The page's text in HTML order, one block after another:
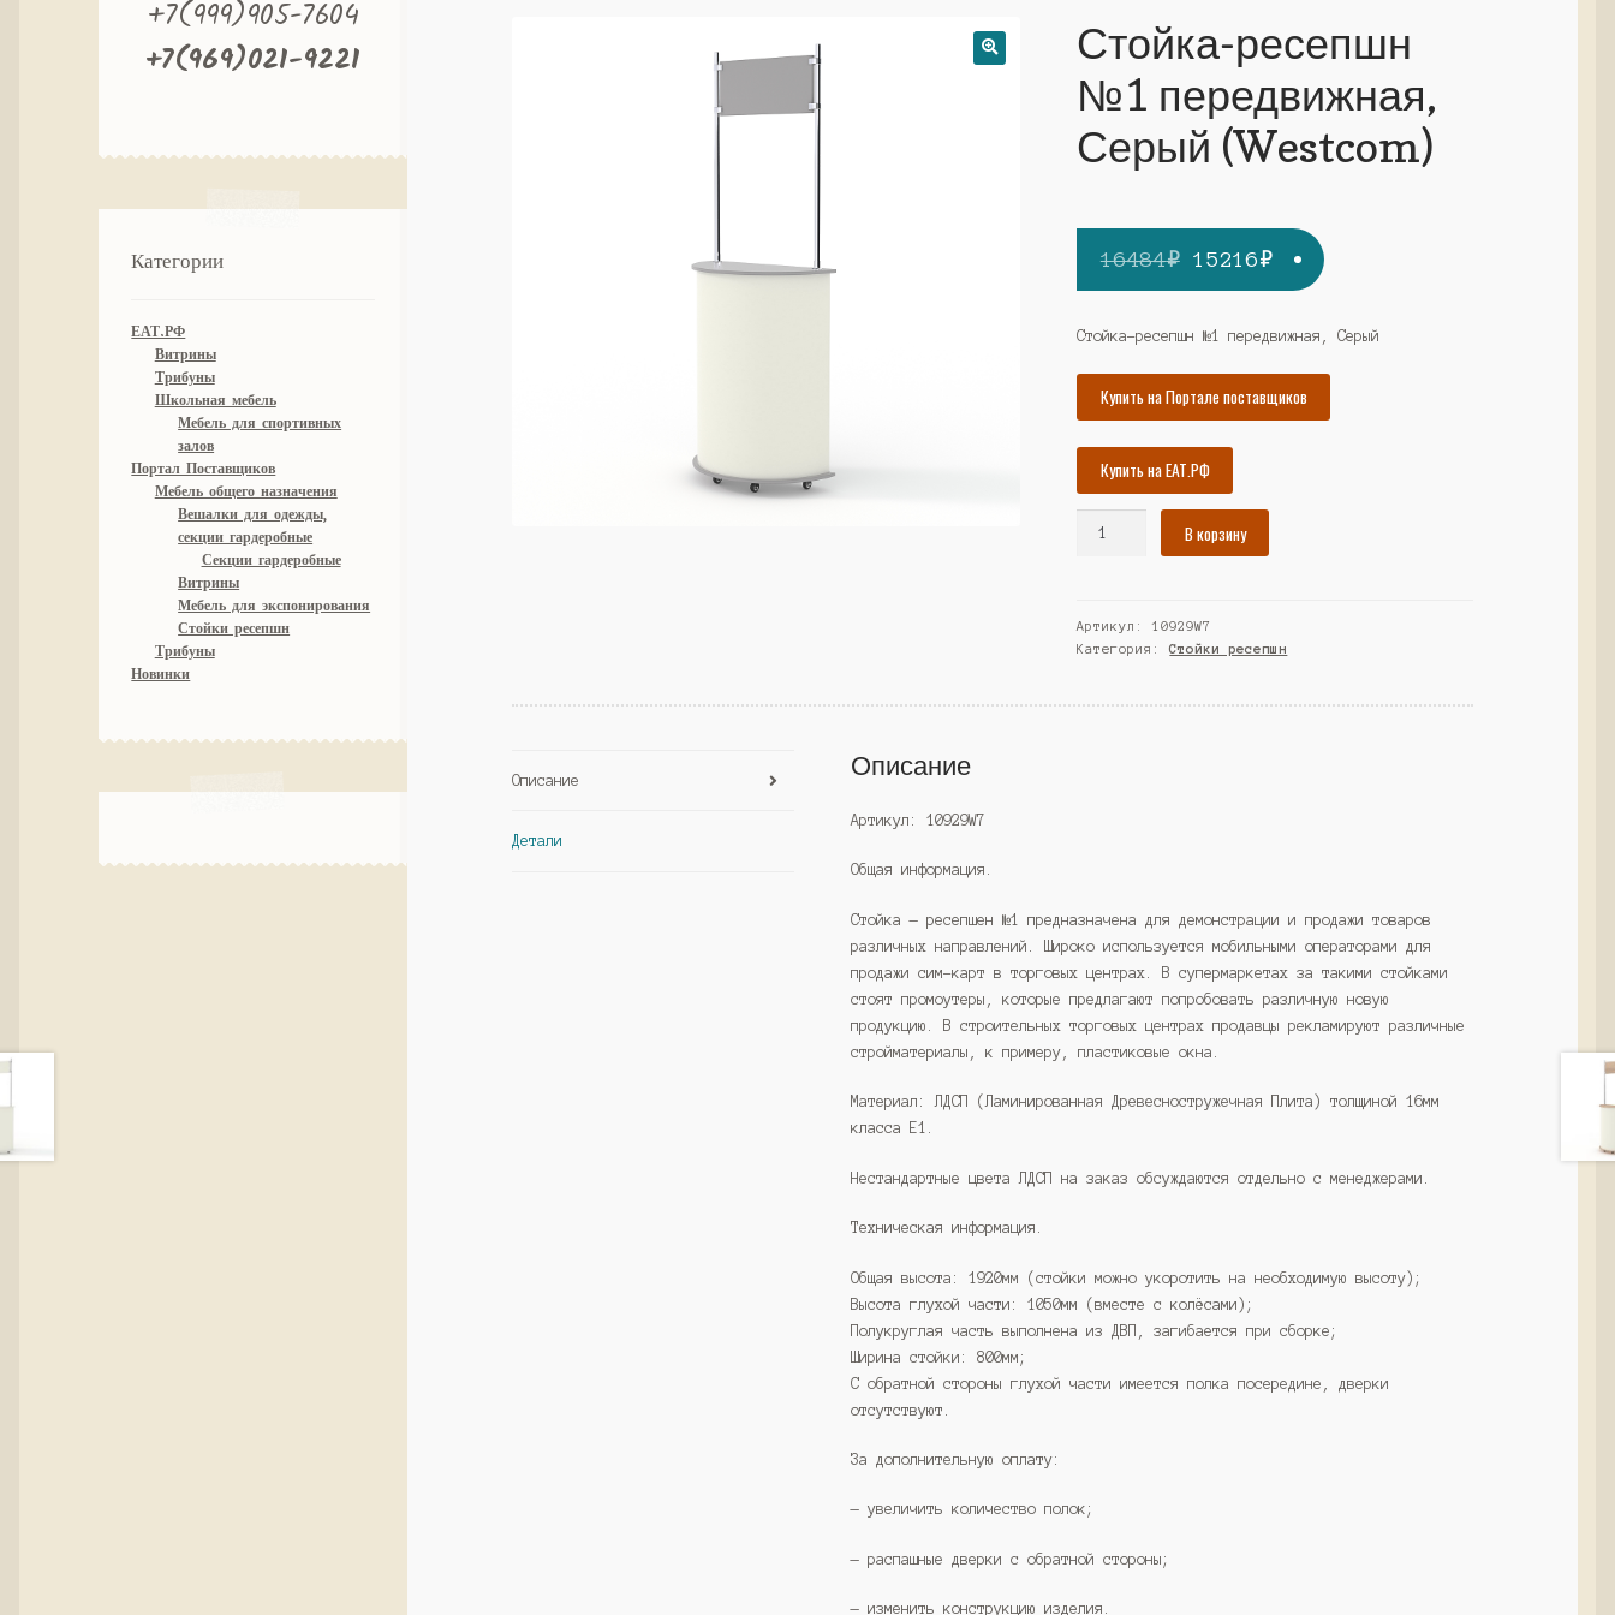
Стойка-ресепшн
№1 передвижная,
Серый (Westcom)
16484₽ Первоначальная
цена
составляла
16484₽.
15216₽Текущая
цена:
15216₽.
Стойка-ресепшн №1 передвижная, Серый
Купить на Портале поставщиков
Купить на ЕАТ.РФ
№1
передвижная,
(Westcom)
В корзину
Артикул:10929W7
Категория:Стойки ресепшн
Описание
Детали
Описание
Артикул: 10929W7
Общая информация.
Стойка — ресепшен №1 предназначена для демонстрации и продажи товаров
различных направлений. Широко используется мобильными операторами для
продажи сим-карт в торговых центрах. В супермаркетах за такими стойками
стоят промоутеры, которые предлагают попробовать различную новую
продукцию. В строительных торговых центрах продавцы рекламируют различные
стройматериалы, к примеру, пластиковые окна.
Материал: ЛДСП (Ламинированная Древесностружечная Плита) толщиной 16мм
класса Е1.
Нестандартные цвета ЛДСП на заказ обсуждаются отдельно с менеджерами.
Техническая информация.
Общая высота: 1920мм (стойки можно укоротить на необходимую высоту);
Высота глухой части: 1050мм (вместе с колёсами);
Полукруглая часть выполнена из ДВП, загибается при сборке;
Ширина стойки: 800мм;
С обратной стороны глухой части имеется полка посередине, дверки
отсутствуют.
За дополнительную оплату:
— увеличить количество полок;
— распашные дверки с обратной стороны;
— изменить конструкцию изделия.
+7(999)905-7604
+7(969)021-9221
Категории
ЕАТ.РФ
Витрины
Трибуны
Школьная мебель
Мебель для спортивных
залов
Портал Поставщиков
Мебель общего назначения
Вешалки для одежды,
секции гардеробные
Секции гардеробные
Витрины
Мебель для экспонирования
Стойки ресепшн
Трибуны
Новинки